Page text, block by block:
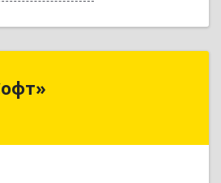
обл, г.о. город Череповец,